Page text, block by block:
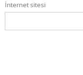
İnternet sitesi